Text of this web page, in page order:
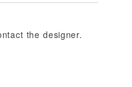
the designer.